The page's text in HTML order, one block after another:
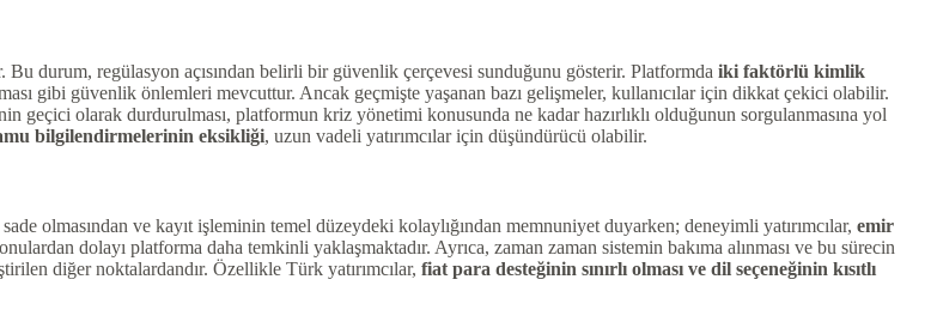
durum, regülasyon açısından belirli bir güvenlik çerçevesi sunduğunu gösterir. Platformda iki faktörlü kimlik
gibi güvenlik önlemleri mevcuttur. Ancak geçmişte yaşanan bazı gelişmeler, kullanıcılar için dikkat çekici olabilir.
olarak durdurulması, platformun kriz yönetimi konusunda ne kadar hazırlıklı olduğunun sorgulanmasına yol
bilgilendirmelerinin eksikliği, uzun vadeli yatırımcılar için düşündürücü olabilir.
olmasından ve kayıt işleminin temel düzeydeki kolaylığından memnuniyet duyarken; deneyimli yatırımcılar, emir
dolayı platforma daha temkinli yaklaşmaktadır. Ayrıca, zaman zaman sistemin bakıma alınması ve bu sürecin
diğer noktalardandır. Özellikle Türk yatırımcılar, fiat para desteğinin sınırlı olması ve dil seçeneğinin kısıtlı